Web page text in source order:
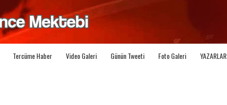
Tercüme Haber Video Galeri Günün Tweeti Foto Galeri YAZARLAR